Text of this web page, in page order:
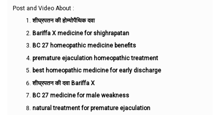
Post and Video About :
शीघ्रपतन की होम्योपैथिक दवा
Bariffa X medicine for shighrapatan
BC 27 homeopathic medicine benefits
premature ejaculation homeopathic treatment
best homeopathic medicine for early discharge
शीघ्रपतन की दवा Bariffa X
BC 27 medicine for male weakness
natural treatment for premature ejaculation